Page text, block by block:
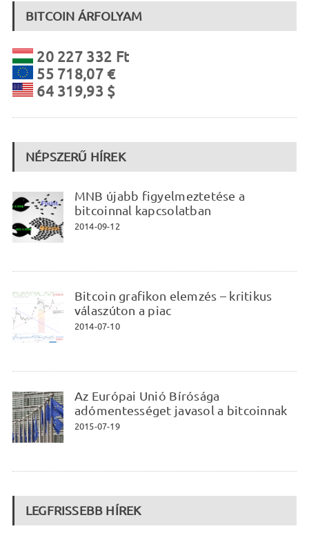
BITCOIN ÁRFOLYAM
20 227 332 Ft
55 718,07 €
64 319,93 $
NÉPSZERŰ HÍREK
MNB újabb figyelmeztetése a
bitcoinnal kapcsolatban
2014-09-12
Bitcoin grafikon elemzés – kritikus
válaszúton a piac
2014-07-10
Az Európai Unió Bírósága
adómentességet javasol a bitcoinnak
2015-07-19
LEGFRISSEBB HÍREK